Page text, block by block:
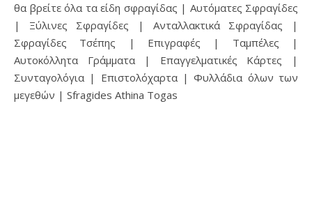
θα βρείτε όλα τα είδη σφραγίδας | Αυτόματες Σφραγίδες
| Ξύλινες Σφραγίδες | Ανταλλακτικά Σφραγίδας |
Σφραγίδες Τσέπης | Επιγραφές | Ταμπέλες |
Αυτοκόλλητα Γράμματα | Επαγγελματικές Κάρτες |
Συνταγολόγια | Επιστολόχαρτα | Φυλλάδια όλων των
μεγεθών | Sfragides Athina Togas